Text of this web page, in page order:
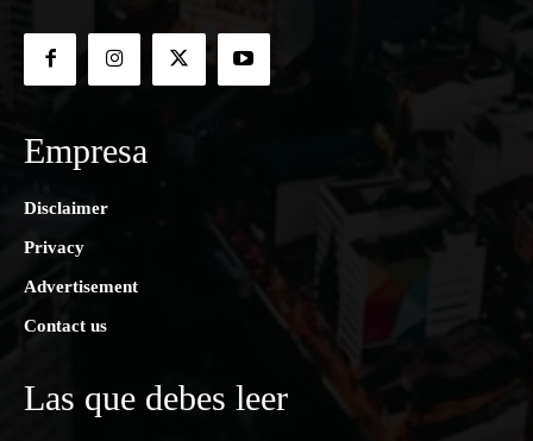
Empresa
Disclaimer
Privacy
Advertisement
Contact us
Las que debes leer